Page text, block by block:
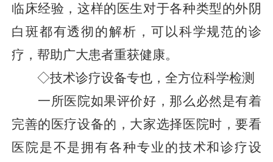
临床经验，这样的医生对于各种类型的外阴
白斑都有透彻的解析，可以科学规范的诊
疗，帮助广大患者重获健康。
◇技术诊疗设备专也，全方位科学检测
一所医院如果评价好，那么必然是有着
完善的医疗设备的，大家选择医院时，要看
医院是不是拥有各种专业的技术和诊疗设